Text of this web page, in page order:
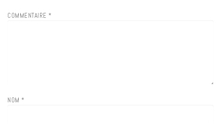
COMMENTAIRE *
NOM *